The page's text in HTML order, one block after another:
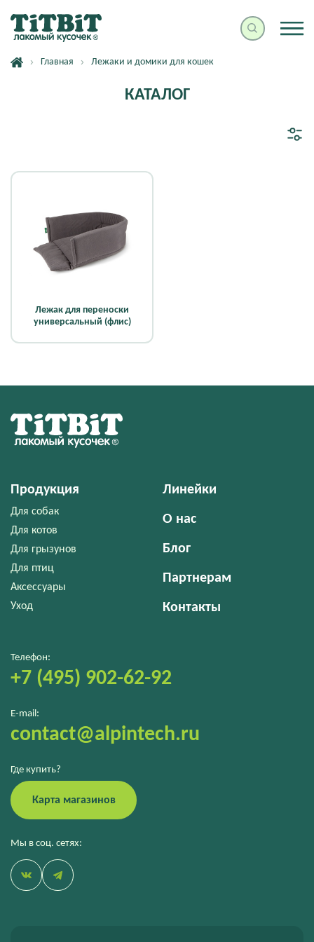
Главная Лежаки и домики для кошек
КАТАЛОГ
Лежак для переноски
универсальный (флис)
Телефон:
+7 (495) 902-62-92
E-mail:
contact@alpintech.ru
Мы в соц. сетях:
Где купить?
Карта магазинов
Продукция
Для собак
Для котов
Для грызунов
Для птиц
Аксессуары
Уход
Линейки
О нас
Блог
Партнерам
Контакты